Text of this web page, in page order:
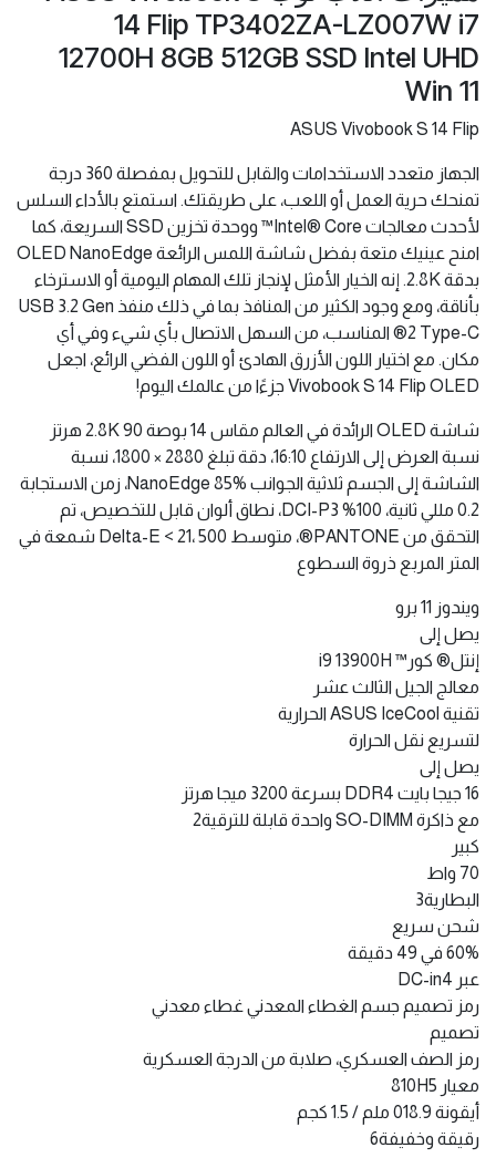
14 Flip TP3402ZA-LZ007W i7
12700H 8GB 512GB SSD Intel UHD
Win 11
ASUS Vivobook S 14 Flip
الجهاز متعدد الاستخدامات والقابل للتحويل بمفصلة 360 درجة
تمنحك حرية العمل أو اللعب، على طريقتك. استمتع بالأداء السلس
لأحدث معالجات Intel® Core™ ووحدة تخزين SSD السريعة، كما
امنح عينيك متعة بفضل شاشة اللمس الرائعة OLED NanoEdge
بدقة 2.8K. إنه الخيار الأمثل لإنجاز تلك المهام اليومية أو الاسترخاء
بأناقة، ومع وجود الكثير من المنافذ بما في ذلك منفذ USB 3.2 Gen
2 Type-C® المناسب، من السهل الاتصال بأي شيء وفي أي
مكان. مع اختيار اللون الأزرق الهادئ أو اللون الفضي الرائع، اجعل
Vivobook S 14 Flip OLED جزءًا من عالمك اليوم!
شاشة OLED الرائدة في العالم مقاس 14 بوصة 2.8K 90 هرتز
نسبة العرض إلى الارتفاع 16:10، دقة تبلغ 2880 × 1800، نسبة
الشاشة إلى الجسم ثلاثية الجوانب NanoEdge 85%، زمن الاستجابة
0.2 مللي ثانية، 100% DCI-P3، نطاق ألوان قابل للتخصيص، تم
التحقق من PANTONE®، متوسط Delta-E < 21، 500 شمعة في
المتر المربع ذروة السطوع
ويندوز 11 برو
يصل إلى
إنتل® كور™ i9 13900H
معالج الجيل الثالث عشر
تقنية ASUS IceCool الحرارية
لتسريع نقل الحرارة
يصل إلى
16 جيجا بايت DDR4 بسرعة 3200 ميجا هرتز
مع ذاكرة SO-DIMM واحدة قابلة للترقية2
كبير
70 واط
البطارية3
شحن سريع
60% في 49 دقيقة
عبر DC-in4
رمز تصميم جسم الغطاء المعدني غطاء معدني
تصميم
رمز الصف العسكري، صلابة من الدرجة العسكرية
معيار 810H5
أيقونة 018.9 ملم / 1.5 كجم
رقيقة وخفيفة6